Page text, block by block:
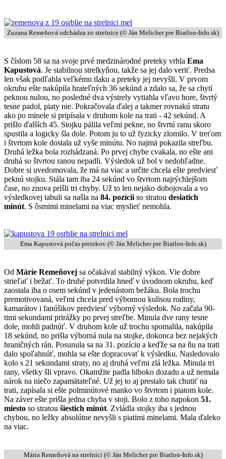
Zuzana Remeňová odchádza zo strelnice (© Ján Melicher pre Biatlon-Info.sk)
S číslom 58 sa na svoje prvé medzinárodné preteky vrhla Ema
Kapustová. Je stabilnou strelkyňou, takže sa jej dalo veriť. Predsa
len však podľahla veľkému tlaku a preteky jej nevyšli. V prvom
okruhu ešte nakúpila hrateľných 36 sekúnd a zdalo sa, že sa chytí
peknou nulou, no posledné dva výstrely vytiahla vľavo hore, štvrtý
tesne padol, piaty nie. Pokračovala ďalej a takmer rovnakú stratu
ako po minele si pripísala v druhom kole na trati - 42 sekúnd. A
prišlo ďalších 45. Stojku pálila veľmi pekne, no štvrtú ranu skoro
spustila a logicky šla dole. Potom ju to už fyzicky zlomilo. V treťom
i štvrtom kole dostala už vyše minútu. No najmä pokazila streľbu.
Druhá ležka bola rozhádzaná. Po prvej chybe cvakala, no ešte ani
druhá so štvrtou ranou nepadli. Výsledok už bol v nedohľadne.
Dobre si uvedomovala, že má na viac a určite chcela ešte predviesť
peknú stojku. Stála tam iba 24 sekúnd vo štvrtom najrýchlejšom
čase, no znova prišli tri chyby. Už to len nejako dobojovala a vo
výsledkovej tabuli sa našla na 84. pozícii so stratou desiatich
minút. S ôsmimi minelami na viac myslieť nemohla.
Ema Kapustová počas pretekov (© Ján Melicher pre Biatlon-Info.sk)
Od Márie Remeňovej sa očakával stabilný výkon. Vie dobre
strieľať i bežať. To druhé potvrdila hneď v úvodnom okruhu, keď
zaostala iba o osem sekúnd v jedenástom bežáku. Bola trochu
premotivovaná, veľmi chcela pred výbornou kulisou rodiny,
kamarátov i fanúšikov predviesť výborný výsledok. No začala 90-
timi sekundami prirážky po prvej streľbe. Minula dve rany tesne
dole, mohli padnúť. V druhom kole už trochu spomalila, nakúpila
18 sekúnd, no prišla výborná nula na stojke, dokonca bez nejakých
hraničných rán. Posunula sa na 31. pozíciu a keďže sa na ňu na trati
dalo spoľahnúť, mohla sa ešte dopracovať k výsledku. Nasledovalo
kolo s 21 sekundami straty, no aj druhá veľmi zlá ležka. Minula tri
rany, všetky šli vpravo. Okamžite padla hlboko dozadu a už nemala
nárok na niečo zapamätateľné. Už jej to aj prestalo tak chutiť na
trati, zapísala si ešte polminútové manko vo štvrtom i piatom kole.
Na záver ešte prišla jedna chyba v stoji. Bolo z toho napokon 51.
miesto so stratou šiestich minút. Zvládla stojky iba s jednou
chybou, no ležky absolútne nevyšli s piatimi minelami. Mala ďaleko
na viac.
Mária Remeňová na strelnici (© Ján Melicher pre Biatlon-Info.sk)